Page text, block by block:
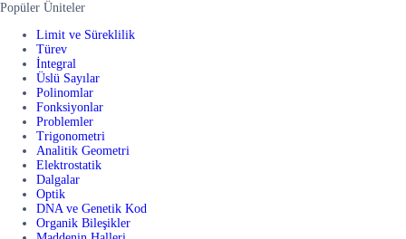
Popüler Üniteler
Limit ve Süreklilik
Türev
İntegral
Üslü Sayılar
Polinomlar
Fonksiyonlar
Problemler
Trigonometri
Analitik Geometri
Elektrostatik
Dalgalar
Optik
DNA ve Genetik Kod
Organik Bileşikler